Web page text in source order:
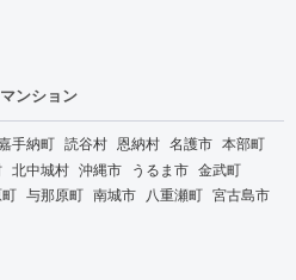
ンション
手納町 読谷村 恩納村 名護市 本部町
北中城村 沖縄市 うるま市 金武町
与那原町 南城市 八重瀬町 宮古島市